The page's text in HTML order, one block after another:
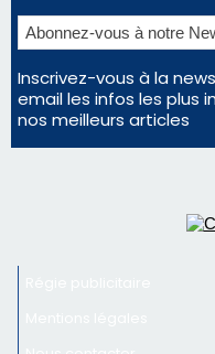
Inscrivez-vous à la
email les infos les plus
nos meilleurs articles